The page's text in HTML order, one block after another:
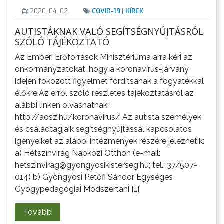
VÁROSHÁZA
AZ
ÖNKORMÁNYZAT
2020. 04. 02. COVID-19 | HÍREK
AUTISTÁKNAK VALÓ SEGÍTSÉGNYÚJTÁSRÓL
SZÓLÓ TÁJÉKOZTATÓ
Az Emberi Erőforrások Minisztériuma arra kéri az
önkormányzatokat, hogy a koronavírus-járvány
idején fokozott figyelmet fordítsanak a fogyatékkal
élőkre.Az erről szóló részletes tájékoztatásról az
alábbi linken olvashatnak:
http://aosz.hu/koronavirus/ Az autista személyek
és családtagjaik segítségnyújtással kapcsolatos
igényeiket az alábbi intézmények részére jelezhetik:
a) Hétszínvirág Napközi Otthon (e-mail:
hetszinvirag@gyongyosikisterseg.hu; tel.: 37/507-
014) b) Gyöngyösi Petőfi Sándor Egységes
Gyógypedagógiai Módszertani […]
Tovább